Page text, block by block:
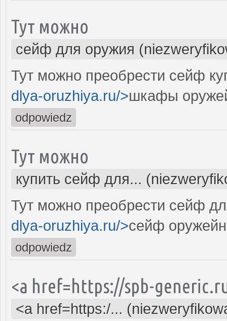
Тут можно
сейф для оружия
Тут можно преобрести сейф
dlya-oruzhiya.ru/>шкафы
odpowiedz
Тут можно
купить сейф для...
Тут можно преобрести сейф
dlya-oruzhiya.ru/>сейф
odpowiedz
<a href=https://spb-
<a href=https:/...